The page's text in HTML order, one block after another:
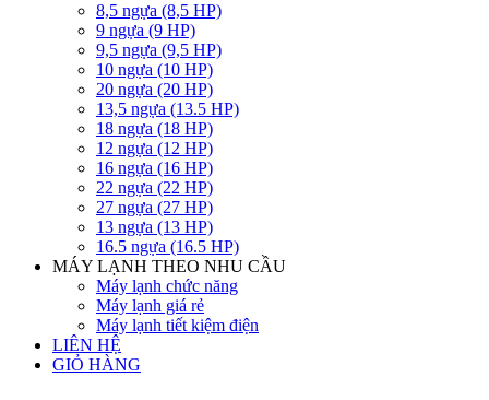
8,5 ngựa (8,5 HP)
9 ngựa (9 HP)
9,5 ngựa (9,5 HP)
10 ngựa (10 HP)
20 ngựa (20 HP)
13,5 ngựa (13.5 HP)
18 ngựa (18 HP)
12 ngựa (12 HP)
16 ngựa (16 HP)
22 ngựa (22 HP)
27 ngựa (27 HP)
13 ngựa (13 HP)
16.5 ngựa (16.5 HP)
MÁY LẠNH THEO NHU CẦU
Máy lạnh chức năng
Máy lạnh giá rẻ
Máy lạnh tiết kiệm điện
LIÊN HỆ
GIỎ HÀNG